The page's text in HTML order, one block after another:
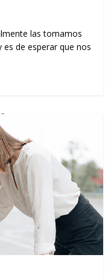
las tomamos
de esperar que nos